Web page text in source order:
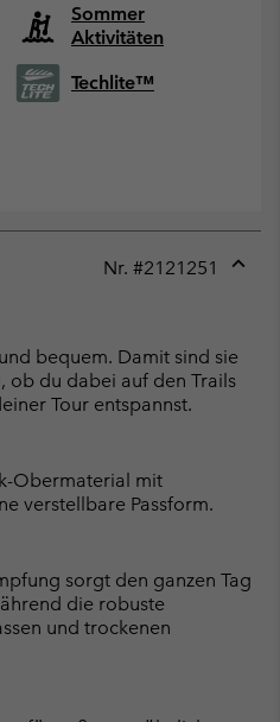
Sommer
Aktivitäten
Techlite™
Nr. #2121251
bequem. Damit sind sie
ob du dabei auf den Trails
Tour entspannst.
Obermaterial mit
verstellbare Passform.
sorgt den ganzen Tag
die robuste
und trockenen